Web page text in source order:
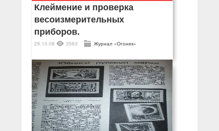
Клеймение и проверка
весоизмерительных
приборов.
29.10.08 3563 Журнал «Огонек»